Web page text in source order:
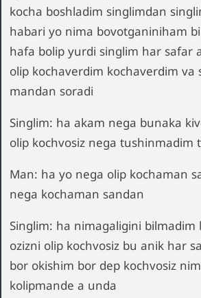
kocha boshladim singlimdan
habari yo nima bovotganiniham
hafa bolip yurdi singlim har safar
olip kochaverdim kochaverdim
mandan soradi
Singlim: ha akam nega bunaka
olip kochvosiz nega tushinmadim
Man: ha yo nega olip kochaman
nega kochaman sandan
Singlim: ha nimagaligini
ozizni olip kochvosiz bu anik har
bor okishim bor dep kochvosiz
kolipmande a unda